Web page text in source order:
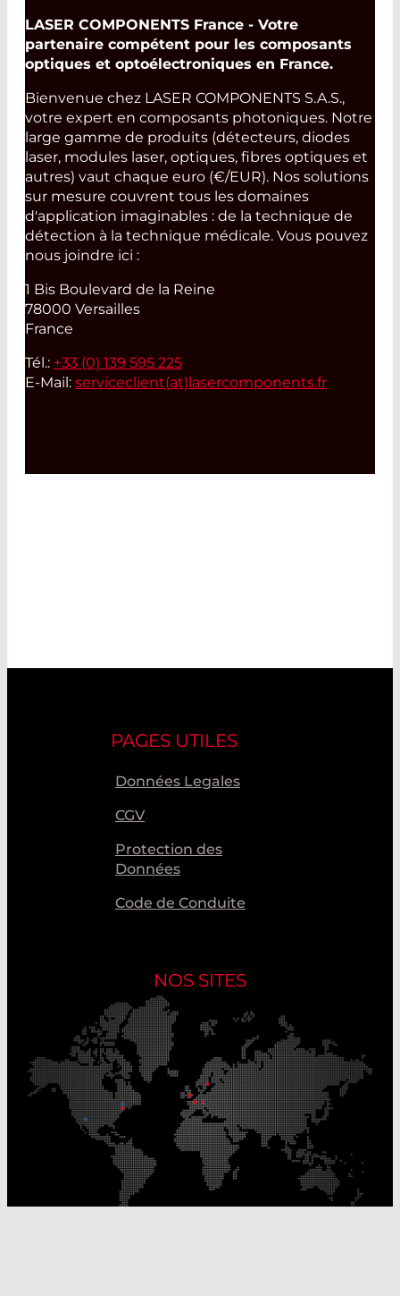
LASER COMPONENTS France - Votre
partenaire compétent pour les composants
optiques et optoélectroniques en France.
Bienvenue chez LASER COMPONENTS S.A.S.,
votre expert en composants photoniques. Notre
large gamme de produits (détecteurs, diodes
laser, modules laser, optiques, fibres optiques et
autres) vaut chaque euro (€/EUR). Nos solutions
sur mesure couvrent tous les domaines
d'application imaginables : de la technique de
détection à la technique médicale. Vous pouvez
nous joindre ici :
1 Bis Boulevard de la Reine
78000 Versailles
France
Tél.: +33 (0) 139 595 225
E-Mail: serviceclient(at)lasercomponents.fr
PAGES UTILES
Données Legales
CGV
Protection des
Données
Code de Conduite
NOS SITES